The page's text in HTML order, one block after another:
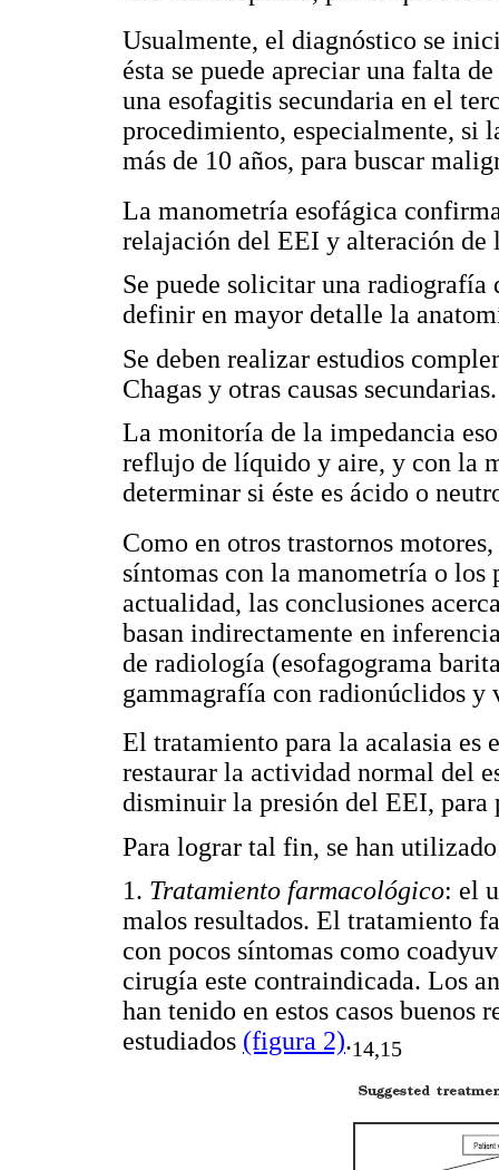
Usualmente, el diagnóstico se
ésta se puede apreciar una falta
una esofagitis secundaria en el
procedimiento, especialmente, si
más de 10 años, para buscar
La manometría esofágica
relajación del EEI y alteración
Se puede solicitar una radiografía
definir en mayor detalle la
Se deben realizar estudios
Chagas y otras causas secundarias.
La monitoría de la impedancia
reflujo de líquido y aire, y con la
determinar si éste es ácido o
Como en otros trastornos
síntomas con la manometría o los
actualidad, las conclusiones
basan indirectamente en
de radiología (esofagograma
gammagrafía con radionúclidos y
El tratamiento para la acalasia es
restaurar la actividad normal del
disminuir la presión del EEI, para
Para lograr tal fin, se han
1. Tratamiento farmacológico: el
malos resultados. El tratamiento
con pocos síntomas como
cirugía este contraindicada. Los
han tenido en estos casos buenos
estudiados (figura 2).14,15